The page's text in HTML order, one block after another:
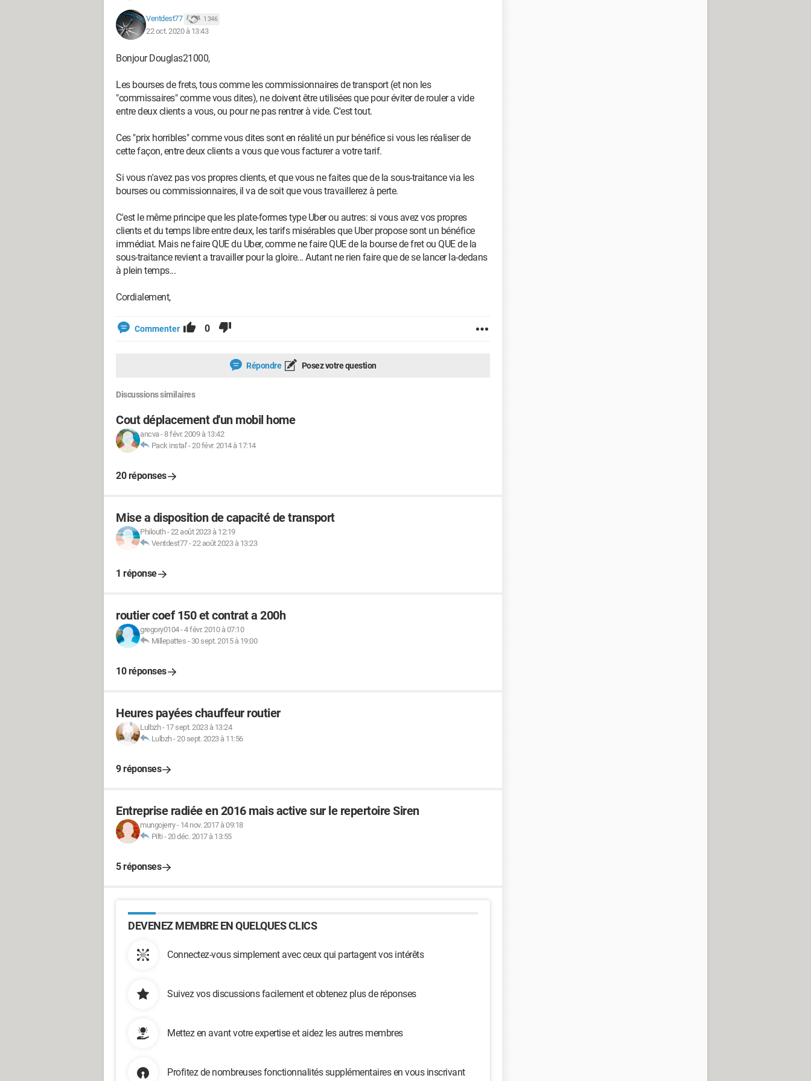
Ventdest77 1 346
22 oct. 2020 à 13:43
Bonjour Douglas21000,
Les bourses de frets, tous comme les commissionnaires de transport (et non les
"commissaires" comme vous dites), ne doivent être utilisées que pour éviter de rouler a vide
entre deux clients a vous, ou pour ne pas rentrer à vide. C'est tout.
Ces "prix horribles" comme vous dites sont en réalité un pur bénéfice si vous les réaliser de
cette façon, entre deux clients a vous que vous facturer a votre tarif.
Si vous n'avez pas vos propres clients, et que vous ne faites que de la sous-traitance via les
bourses ou commissionnaires, il va de soit que vous travaillerez à perte.
C'est le même principe que les plate-formes type Uber ou autres: si vous avez vos propres
clients et du temps libre entre deux, les tarifs misérables que Uber propose sont un bénéfice
immédiat. Mais ne faire QUE du Uber, comme ne faire QUE de la bourse de fret ou QUE de la
sous-traitance revient a travailler pour la gloire... Autant ne rien faire que de se lancer la-dedans
à plein temps...
Cordialement,
Commenter 0
Répondre Posez votre question
Discussions similaires
Cout déplacement d'un mobil home
ancva-8 févr. 2009 à 13:42
Pack instal'-20 févr. 2014 à 17:14
20 réponses
Mise a disposition de capacité de transport
Philouth-22 août 2023 à 12:19
Ventdest77-22 août 2023 à 13:23
1 réponse
routier coef 150 et contrat a 200h
gregory0104-4 févr. 2010 à 07:10
Millepattes - 30 sept. 2015 à 19:00
10 réponses
Heures payées chauffeur routier
Lulbzh- 17 sept. 2023 à 13:24
Lulbzh-20 sept. 2023 à 11:56
9 réponses
Entreprise radiée en 2016 mais active sur le repertoire Siren
mungojerry- 14 nov. 2017 à 09:18
Pilti -20 déc. 2017 à 13:55
5 réponses
DEVENEZ MEMBRE EN QUELQUES CLICS
Connectez-vous simplement avec ceux qui partagent vos intérêts
Suivez vos discussions facilement et obtenez plus de réponses
Mettez en avant votre expertise et aidez les autres membres
Profitez de nombreuses fonctionnalités supplémentaires en vous inscrivant